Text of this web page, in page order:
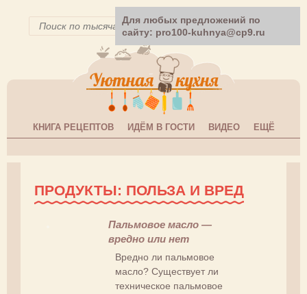
КНИГА РЕЦЕПТОВ ИДЁМ В ГОСТИ ВИДЕО ЕЩЁ
ПРОДУКТЫ: ПОЛЬЗА И ВРЕД
Пальмовое масло —
вредно или нет
Вредно ли пальмовое
масло? Существует ли
техническое пальмовое
Для любых предложений по
сайту: pro100-kuhnya@cp9.ru